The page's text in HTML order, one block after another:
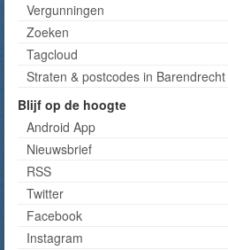
Vergunningen
Zoeken
Tagcloud
Straten & postcodes in Barendrecht
Blijf op de hoogte
Android App
Nieuwsbrief
RSS
Twitter
Facebook
Instagram